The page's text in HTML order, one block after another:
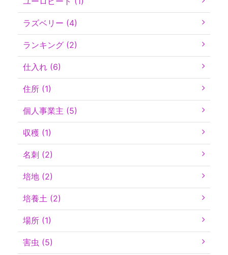
ラズベリー (4)
ランキング (2)
仕入れ (6)
住所 (1)
個人事業主 (5)
収穫 (1)
名刺 (2)
培地 (2)
培養土 (2)
場所 (1)
害虫 (5)